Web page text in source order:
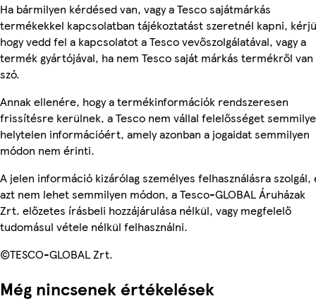
Ha bármilyen kérdésed van, vagy a Tesco sajátmárkás
termékekkel kapcsolatban tájékoztatást szeretnél kapni,
hogy vedd fel a kapcsolatot a Tesco vevőszolgálatával, vagy a
termék gyártójával, ha nem Tesco saját márkás termékről van
szó.
Annak ellenére, hogy a termékinformációk rendszeresen
frissítésre kerülnek, a Tesco nem vállal felelősséget
helytelen információért, amely azonban a jogaidat semmilyen
módon nem érinti.
A jelen információ kizárólag személyes felhasználásra szolgál,
azt nem lehet semmilyen módon, a Tesco-GLOBAL Áruházak
Zrt. előzetes írásbeli hozzájárulása nélkül, vagy megfelelő
tudomásul vétele nélkül felhasználni.
©TESCO-GLOBAL Zrt.
Még nincsenek értékelések